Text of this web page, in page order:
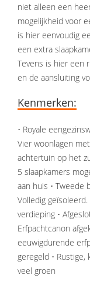
niet alleen een
mogelijkheid voor
is hier eenvoudig
een extra
Tevens is hier een
en de aansluiting
Kenmerken:
• Royale
Vier woonlagen
achtertuin op het
5 slaapkamers
aan huis • Tweede
Volledig
verdieping •
Erfpachtcanon
eeuwigdurende
geregeld •
veel groen